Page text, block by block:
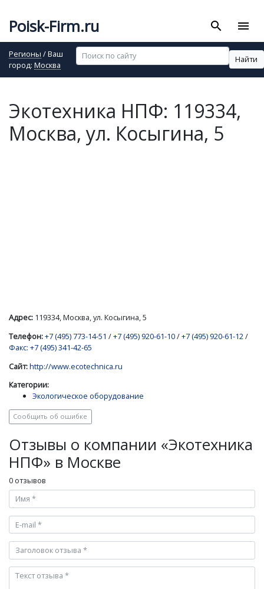
Poisk-Firm.ru search menu
Регионы / Ваш
город: Москва
Найти
Экотехника НПФ: 119334,
Москва, ул. Косыгина, 5
Адрес: 119334, Москва, ул. Косыгина, 5
Телефон:+7 (495) 773-14-51 /+7 (495) 920-61-10/+7 (495) 920-61-12/
Факс: +7 (495) 341-42-65
Сайт:http://www.ecotechnica.ru
Категории:
Экологическое оборудование
Сообщить об ошибке
Отзывы о компании «Экотехника
НПФ» в Москве
0 отзывов